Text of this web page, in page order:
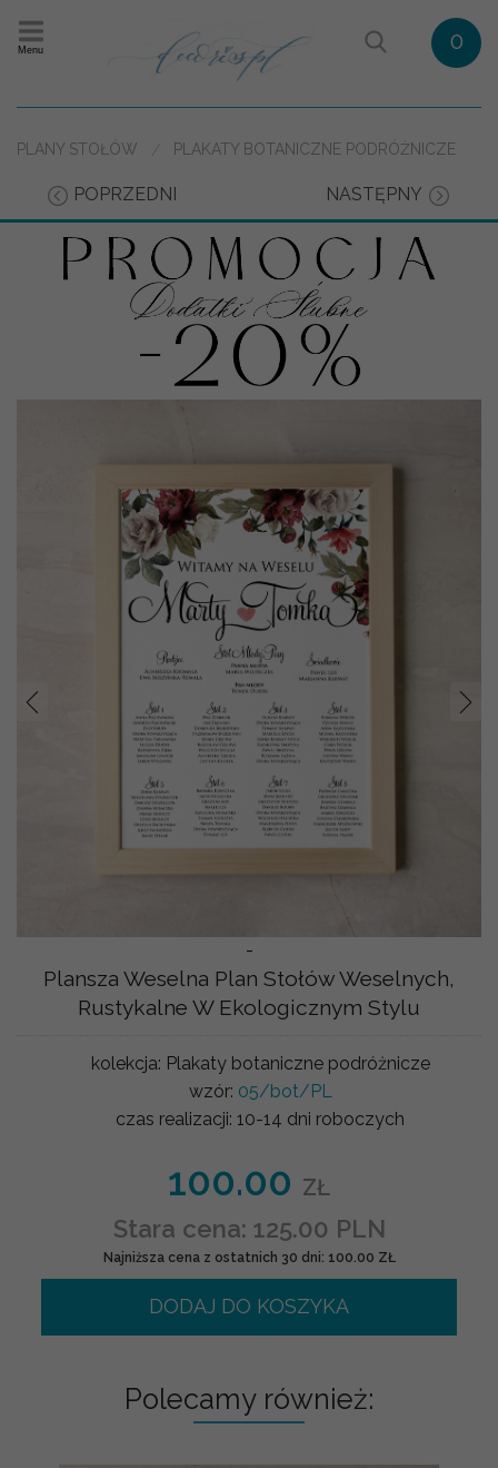
Menu 0
PLANY STOŁÓW PLAKATY BOTANICZNE PODRÓŻNICZE
POPRZEDNI NASTĘPNY
-
Prev
Plansza Weselna Plan Stołów Weselnych,
Rustykalne W Ekologicznym Stylu
kolekcja: Plakaty botaniczne podróżnicze
wzór: 05/bot/PL
czas realizacji: 10-14 dni roboczych
100.00 ZŁ
Stara cena: 125.00 PLN
Najniższa cena z ostatnich 30 dni: 100.00 ZŁ
DODAJ DO KOSZYKA
Polecamy również: